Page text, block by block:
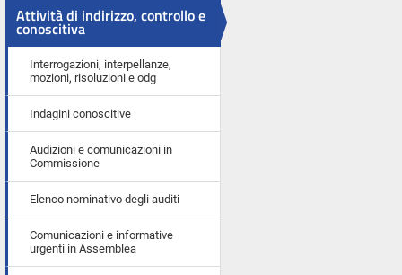
Attività di indirizzo, controllo e
conoscitiva
Interrogazioni, interpellanze,
mozioni, risoluzioni e odg
Indagini conoscitive
Audizioni e comunicazioni in
Commissione
Elenco nominativo degli auditi
Comunicazioni e informative
urgenti in Assemblea